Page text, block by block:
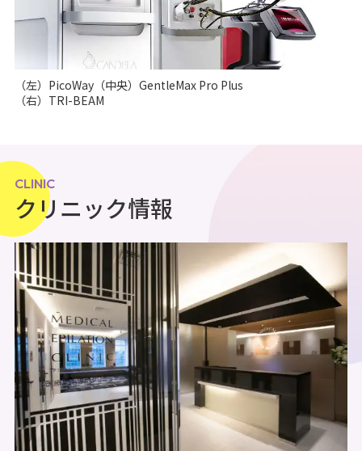
（左）PicoWay（中央）GentleMax Pro Plus
（右）TRI-BEAM
CLINIC
クリニック情報